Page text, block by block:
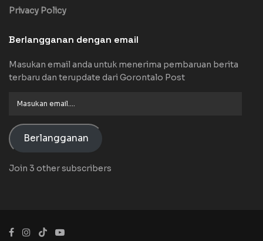
Privacy Policy
Berlangganan dengan email
Masukan email anda untuk menerima pembaruan berita
terbaru dan terupdate dari Gorontalo Post
Berlangganan
Join 3 other subscribers